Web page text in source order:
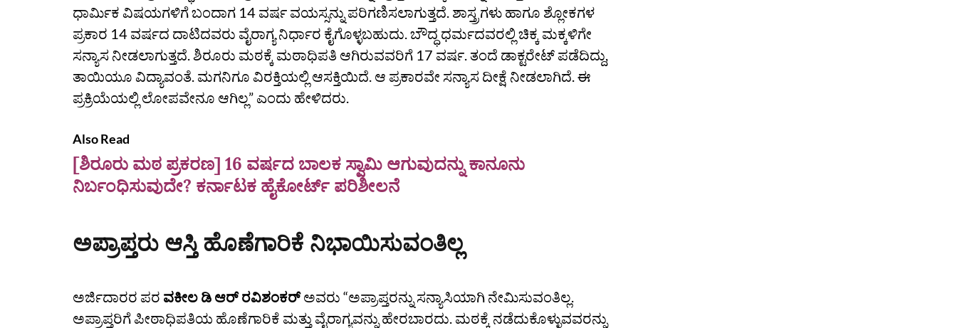
ಧಾರ್ಮಿಕ ವಿಷಯಗಳಿಗೆ ಬಂದಾಗ 14 ವರ್ಷ ವಯಸ್ಸನ್ನು ಪರಿಗಣಿಸಲಾಗುತ್ತದೆ. ಶಾಸ್ತ್ರಗಳು ಹಾಗೂ ಶ್ಲೋಕಗಳ
ಪ್ರಕಾರ 14 ವರ್ಷದ ದಾಟಿದವರು ವೈರಾಗ್ಯ ನಿರ್ಧಾರ ಕೈಗೊಳ್ಳಬಹುದು. ಬೌದ್ಧ ಧರ್ಮದವರಲ್ಲಿ ಚಿಕ್ಕ ಮಕ್ಕಳಿಗೇ
ಸನ್ಯಾಸ ನೀಡಲಾಗುತ್ತದೆ. ಶಿರೂರು ಮಠಕ್ಕೆ ಮಠಾಧಿಪತಿ ಆಗಿರುವವರಿಗೆ 17 ವರ್ಷ. ತಂದೆ ಡಾಕ್ಟರೇಟ್ ಪಡೆದಿದ್ದು,
ತಾಯಿಯೂ ವಿದ್ಯಾವಂತೆ. ಮಗನಿಗೂ ವಿರಕ್ತಿಯಲ್ಲಿ ಆಸಕ್ತಿಯಿದೆ. ಆ ಪ್ರಕಾರವೇ ಸನ್ಯಾಸ ದೀಕ್ಷೆ ನೀಡಲಾಗಿದೆ. ಈ
ಪ್ರಕ್ರಿಯೆಯಲ್ಲಿ ಲೋಪವೇನೂ ಆಗಿಲ್ಲ” ಎಂದು ಹೇಳಿದರು.
Also Read
[ಶಿರೂರು ಮಠ ಪ್ರಕರಣ] 16 ವರ್ಷದ ಬಾಲಕ ಸ್ವಾಮಿ ಆಗುವುದನ್ನು ಕಾನೂನು
ನಿರ್ಬಂಧಿಸುವುದೇ? ಕರ್ನಾಟಕ ಹೈಕೋರ್ಟ್‌ ಪರಿಶೀಲನೆ
ಅಪ್ರಾಪ್ತರು ಆಸ್ತಿ ಹೊಣೆಗಾರಿಕೆ ನಿಭಾಯಿಸುವಂತಿಲ್ಲ
ಅರ್ಜಿದಾರರ ಪರ ವಕೀಲ ಡಿ ಆರ್ ರವಿಶಂಕರ್ಅವರು “ಅಪ್ರಾಪ್ತರನ್ನು ಸನ್ಯಾಸಿಯಾಗಿ ನೇಮಿಸುವಂತಿಲ್ಲ.
ಅಪ್ರಾಪ್ತರಿಗೆ ಪೀಠಾಧಿಪತಿಯ ಹೊಣೆಗಾರಿಕೆ ಮತ್ತು ವೈರಾಗ್ಯವನ್ನು ಹೇರಬಾರದು. ಮಠಕ್ಕೆ ನಡೆದುಕೊಳ್ಳುವವರನ್ನು